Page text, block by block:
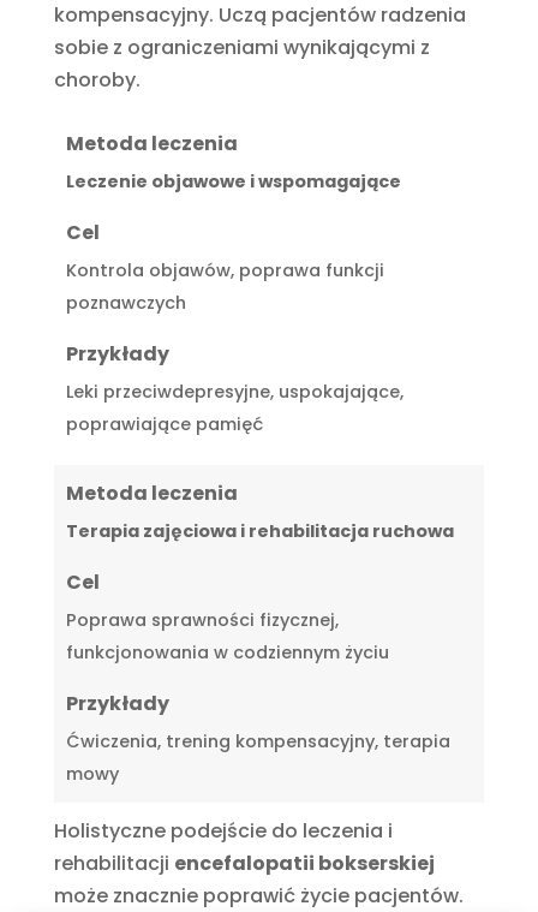
kompensacyjny. Uczą pacjentów radzenia
sobie z ograniczeniami wynikającymi z
choroby.
Metoda leczenia
Leczenie objawowe i wspomagające
Cel
Kontrola objawów, poprawa funkcji
poznawczych
Przykłady
Leki przeciwdepresyjne, uspokajające,
poprawiające pamięć
Metoda leczenia
Terapia zajęciowa i rehabilitacja ruchowa
Cel
Poprawa sprawności fizycznej,
funkcjonowania w codziennym życiu
Przykłady
Ćwiczenia, trening kompensacyjny, terapia
mowy
Holistyczne podejście do leczenia i
rehabilitacji encefalopatii bokserskiej
może znacznie poprawić życie pacjentów.